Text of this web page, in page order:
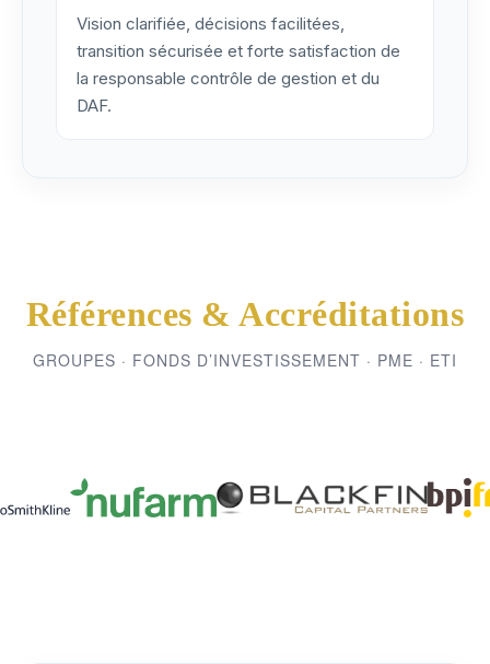
Vision clarifiée, décisions facilitées,
transition sécurisée et forte satisfaction de
la responsable contrôle de gestion et du
DAF.
Références & Accréditations
GROUPES · FONDS D’INVESTISSEMENT · PME · ETI